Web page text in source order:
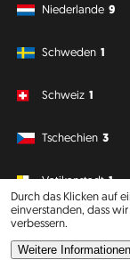
Durch das Klicken auf
einverstanden, dass
verbessern.
Weitere Informationen
Niederlande 9
Schweden 1
Schweiz 1
Tschechien 3
Vatikanstadt 1
Südamerika
Philipp J. Conrad